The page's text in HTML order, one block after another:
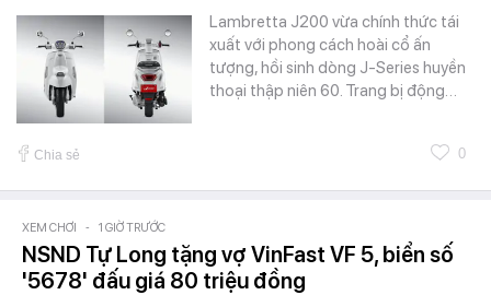
Lambretta J200 vừa chính thức tái
xuất với phong cách hoài cổ ấn
tượng, hồi sinh dòng J-Series huyền
thoại thập niên 60. Trang bị động…
Chia sẻ 0
XEM CHƠI - 1 GIỜ TRƯỚC
NSND Tự Long tặng vợ VinFast VF 5, biển số
'5678' đấu giá 80 triệu đồng